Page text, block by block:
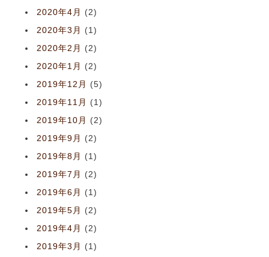
2020年4月
(2)
2020年3月
(1)
2020年2月
(2)
2020年1月
(2)
2019年12月
(5)
2019年11月
(1)
2019年10月
(2)
2019年9月
(2)
2019年8月
(1)
2019年7月
(2)
2019年6月
(1)
2019年5月
(2)
2019年4月
(2)
2019年3月
(1)